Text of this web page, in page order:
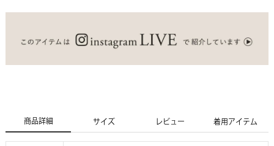
商品詳細 サイズ レビュー 着用アイテム